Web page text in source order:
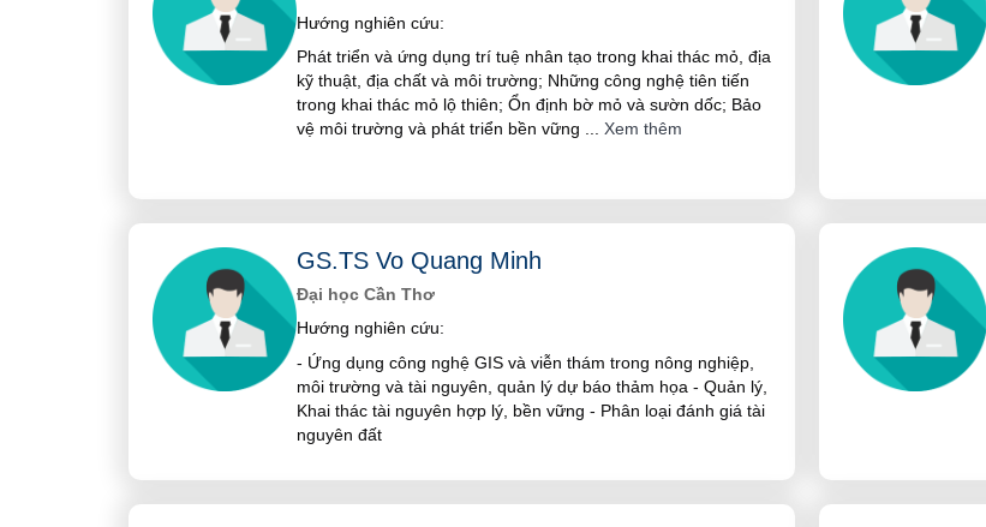
Hướng nghiên cứu:
Phát triển và ứng dụng trí tuệ nhân tạo trong khai thác mỏ, địa
kỹ thuật, địa chất và môi trường; Những công nghệ tiên tiến
trong khai thác mỏ lộ thiên; Ổn định bờ mỏ và sườn dốc; Bảo
vệ môi trường và phát triển bền vững
Xem thêm
GS.TS Vo Quang Minh
Đại học Cần Thơ
Hướng nghiên cứu:
- Ứng dụng công nghệ GIS và viễn thám trong nông nghiệp,
môi trường và tài nguyên, quản lý dự báo thảm họa - Quản lý,
Khai thác tài nguyên hợp lý, bền vững - Phân loại đánh giá tài
nguyên đất